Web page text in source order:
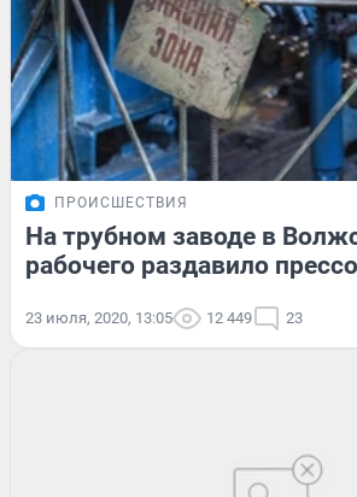
ПРОИСШЕСТВИЯ
На трубном заводе в
рабочего раздавило
23 июля, 2020, 13:05 12 449 23